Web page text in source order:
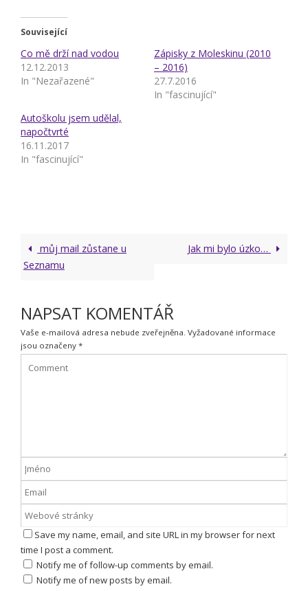
Související
Co mě drží nad vodou
12.12.2013
In "Nezařazené"
Zápisky z Moleskinu (2010
– 2016)
27.7.2016
In "fascinující"
Autoškolu jsem udělal,
napočtvrté
16.11.2017
In "fascinující"
můj mail zůstane u
Seznamu
Jak mi bylo úzko…
NAPSAT KOMENTÁŘ
Vaše e-mailová adresa nebude zveřejněna. Vyžadované informace
jsou označeny *
Save my name, email, and site URL in my browser for next
time I post a comment.
Notify me of follow-up comments by email.
Notify me of new posts by email.